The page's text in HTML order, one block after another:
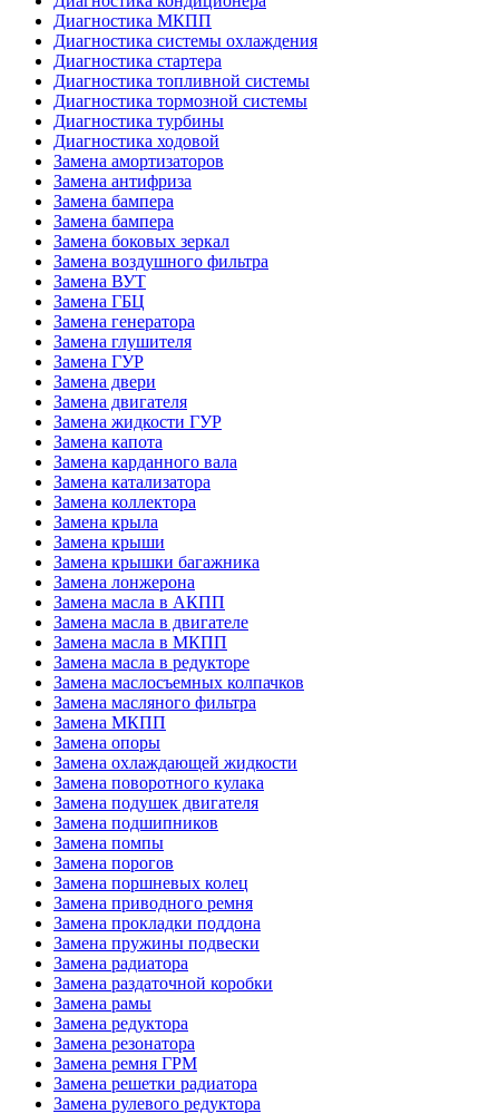
Диагностика МКПП
Диагностика системы охлаждения
Диагностика стартера
Диагностика топливной системы
Диагностика тормозной системы
Диагностика турбины
Диагностика ходовой
Замена амортизаторов
Замена антифриза
Замена бампера
Замена бампера
Замена боковых зеркал
Замена воздушного фильтра
Замена ВУТ
Замена ГБЦ
Замена генератора
Замена глушителя
Замена ГУР
Замена двери
Замена двигателя
Замена жидкости ГУР
Замена капота
Замена карданного вала
Замена катализатора
Замена коллектора
Замена крыла
Замена крыши
Замена крышки багажника
Замена лонжерона
Замена масла в АКПП
Замена масла в двигателе
Замена масла в МКПП
Замена масла в редукторе
Замена маслосъемных колпачков
Замена масляного фильтра
Замена МКПП
Замена опоры
Замена охлаждающей жидкости
Замена поворотного кулака
Замена подушек двигателя
Замена подшипников
Замена помпы
Замена порогов
Замена поршневых колец
Замена приводного ремня
Замена прокладки поддона
Замена пружины подвески
Замена радиатора
Замена раздаточной коробки
Замена рамы
Замена редуктора
Замена резонатора
Замена ремня ГРМ
Замена решетки радиатора
Замена рулевого редуктора